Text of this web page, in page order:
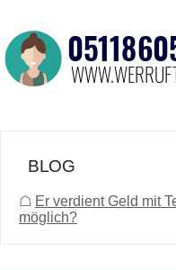
BLOG
☖ Er verdient Geld mit
möglich?